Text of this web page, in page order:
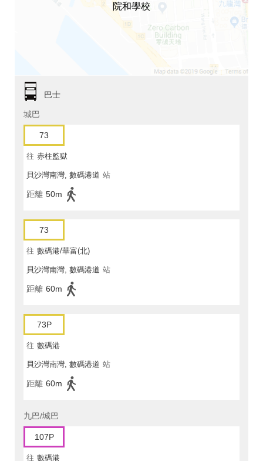
院和學校
巴士
城巴
73
往 赤柱監獄
貝沙灣南灣, 數碼港道 站
距離 50m
73
往 數碼港/華富(北)
貝沙灣南灣, 數碼港道 站
距離 60m
73P
往 數碼港
貝沙灣南灣, 數碼港道 站
距離 60m
九巴/城巴
107P
往 數碼港